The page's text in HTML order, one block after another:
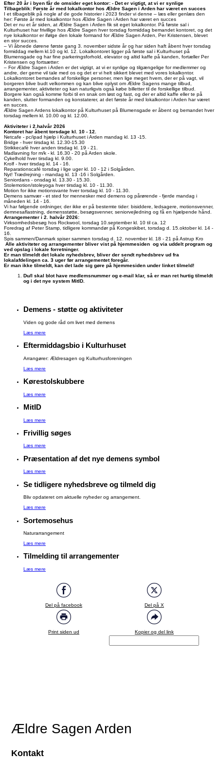
Efter 20 år i byen får de omsider eget kontor: - Det er vigtigt, at vi er synlige
Tilbageblik: Første år med lokalkontor hos Ældre Sagen i Arden har været en succes
I et tilbageblik på nogle af de gode historier i 2023 finder vi denne – læs eller genlæs den
her: Første år med lokalkontor hos Ældre Sagen i Arden har været en succes
Det er nu et år siden, at Ældre Sagen i Arden fik sit eget lokalkontor. På første sal i
Kulturhuset har frivillige hos Ældre Sagen hver torsdag formiddag bemandet kontoret, og det
nye lokalkontor er ifølge den lokale formand for Ældre Sagen Arden, Per Kristensen, blevet
en stor succes.
– Vi åbnede dørene første gang 3. november sidste år og har siden haft åbent hver torsdag
formiddag mellem kl.10 og kl. 12. Lokalkontoret ligger på første sal i Kulturhuset på
Blumensgade og har fine parkeringsforhold, elevator og altid kaffe på kanden, fortæller Per
Kristensen og fortsætter:
– For Ældre Sagen i Arden er det vigtigt, at vi er synlige og tilgængelige for medlemmer og
andre, der gerne vil tale med os og det er vi helt sikkert blevet med vores lokalkontor.
Lokalkontoret bemandes af forskellige personer, men lige meget hvem, der er på vagt, vil
borgeren blive budt velkommen og kan blive oplyst om Ældre Sagens mange tilbud,
arrangementer, aktiviteter og kan naturligvis også købe billetter til de forskellige tilbud.
Borgere kan også komme forbi til en snak om løst og fast, og der er altid kaffe eller te på
kanden, slutter formanden og konstaterer, at det første år med lokalkontor i Arden har været
en succes.
Ældre Sagen Ardens lokalkontor på Kulturhuset på Blumensgade er åbent og bemandet hver
torsdag mellem kl. 10.00 og kl. 12.00.
Aktiviteter i 2.halvår 2026
Kontoret har åbent torsdage kl. 10 - 12.
Netcafe - pc/ipad hjælp i Kulturhuset i Arden mandag kl. 13 -15.
Bridge - hver tirsdag kl. 12.30-15.30
Strikkecafè hver anden tirsdag kl. 19 - 21.
Madlavning for m/k - kl. 16.30 - 20 på Arden skole.
Cykelhold hver tirsdag kl. 9.00.
Krolf - hver tirsdag kl. 14 - 16.
Reparationscafé torsdag i lige uger kl. 10 - 12 i Solgården.
Nyt! Trædrejning - mandag kl. 13 -16 i Solgården.
Seniordans - onsdag kl. 13.30 - 15.30.
Stolemotion/stoleyoga hver tirsdag kl. 10 - 11.30.
Motion for ikke motionsvante hver torsdag kl. 10 - 11.30.
Demens samvær - et sted for mennesker med demens og pårørende - fjerde mandag i
måneden kl. 14 - 16.
Vi har følgende ordninger, der ikke er på bestemte tider: bisiddere, ledsagere, motionsvenner,
demnesaflastning, demensstøtte, besøgsvenner, seniorvejledning og få en hjælpende hånd.
Arrangementer i 2. halvår 2026:
Virksomhedsbesøg hos Rockwool, torsdag 10.september kl. 10 til ca. 12
Foredrag af Peter Stamp, tidligere kommandør på Kongeskibet, torsdag d. 15.oktober kl. 14 -
16.
Spis sammen/Danmark spiser sammen torsdag d. 12. november kl. 18 - 21 på Astrup Kro
Alle aktiviteter og arrangementer bliver vist på hjemmesiden og via uddelt program og
ved opslag i lokale forretninger.
Er man tilmeldt det lokale nyhedsbrev, bliver der sendt nyhedsbrev ud fra
lokalafdelingen ca. 3 uger før arrangementet foregår.
Er man ikke tilmeldt, kan det lade sig gøre på hjemmesiden under linket tilmeld!
Du/I skal blot have medlemsnummer og e-mail klar, så er man ret hurtig tilmeldt
og i det nye system MitID.
Demens - støtte og aktiviteter
Viden og gode råd om livet med demens
Læs mere
Eftermiddagsbio i Kulturhuset
Arrangører: Ældresagen og Kulturhusforeningen
Læs mere
Kørestolskubbere
Læs mere
MitID
Læs mere
Frivillig søges
Læs mere
Præsentation af det nye demens symbol
Læs mere
Se tidligere nyhedsbreve og tilmeld dig
Bliv opdateret om aktuelle nyheder og arrangement.
Læs mere
Sortemosehus
Naturarrangement
Læs mere
Tilmelding til arrangementer
Læs mere
Del på facebook Del på X
Print siden ud Kopier og del link
Ældre Sagen Arden
Kontakt